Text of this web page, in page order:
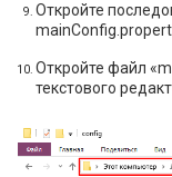
Откройте
Откройте файл
текстового